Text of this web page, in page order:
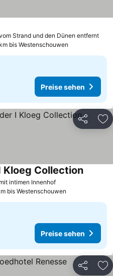
Strand und den Dünen entfernt
bis Westenschouwen
Preise sehen
Teilen
intimen Innenhof
Kloeg Collection
bis Westenschouwen
Preise sehen
Teilen